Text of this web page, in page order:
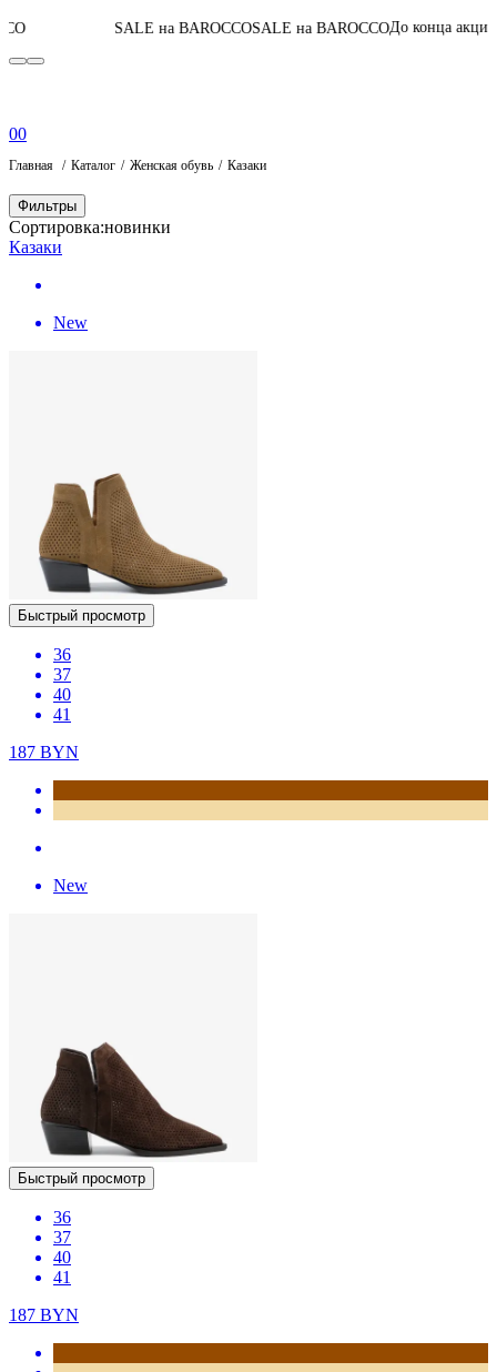
SALE на BAROCCOSALE на BAROCCOДо конца акции04:08:11:42
00
Главная Каталог Женская обувь Казаки
Фильтры
Сортировка:новинки
Казаки
New
Быстрый просмотр
36
37
40
41
187 BYN
New
Быстрый просмотр
36
37
40
41
187 BYN